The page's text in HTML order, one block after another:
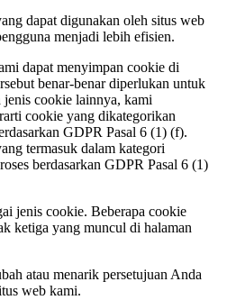
dapat digunakan oleh situs web
menjadi lebih efisien.
dapat menyimpan cookie di
benar-benar diperlukan untuk
cookie lainnya, kami
cookie yang dikategorikan
GDPR Pasal 6 (1) (f).
termasuk dalam kategori
berdasarkan GDPR Pasal 6 (1)
jenis cookie. Beberapa cookie
ketiga yang muncul di halaman
atau menarik persetujuan Anda
web kami.